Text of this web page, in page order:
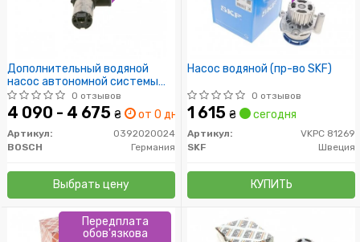
Дополнительный водяной
насос автономной системы
обогрева. Ford Galaxy/VAG
Alhambra/Golf III/LT
II/Passat/T-IV
0 отзывов
4 090 - 4 675 ₴ от 0 дн.
Артикул:
0392020024
BOSCH
Германия
Выбрать цену
Насос водяной (пр-во SKF)
0 отзывов
1 615 ₴ сегодня
Артикул:
VKPC 81269
SKF
Швеция
КУПИТЬ
Передплата
обов'язкова